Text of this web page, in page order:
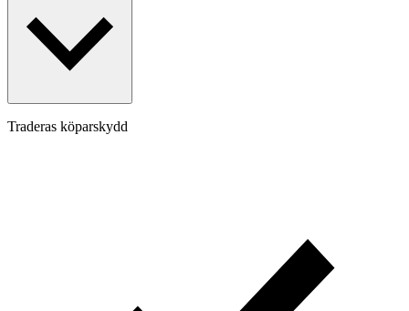
Traderas köparskydd